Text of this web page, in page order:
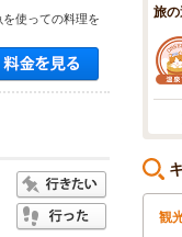
使っての料理を
空き状況・料
旅
観